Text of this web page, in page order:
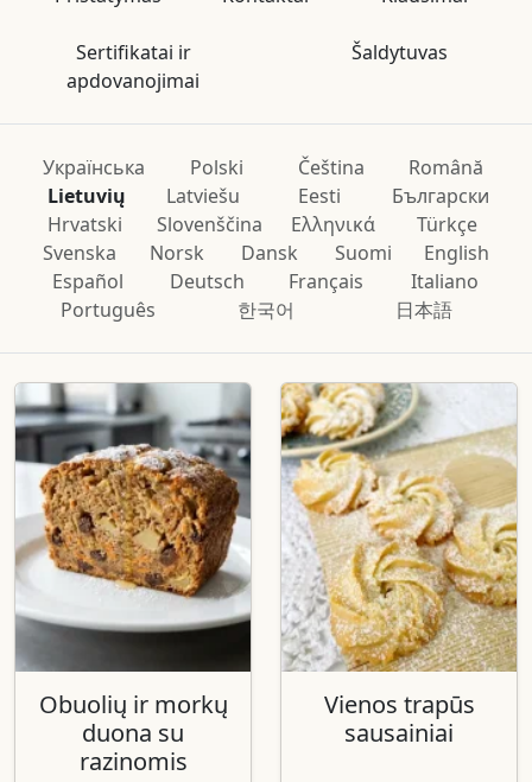
Sertifikatai ir
apdovanojimai
Šaldytuvas
Українська Polski Čeština
Română
Lietuvių
Latviešu Eesti
Български
Hrvatski
Slovenščina Ελληνικά
Türkçe
Svenska
Norsk Dansk Suomi
English
Español
Deutsch Français
Italiano
Português
한국어 日本語
Obuolių ir morkų
duona su
razinomis
Vienos trapūs
sausainiai